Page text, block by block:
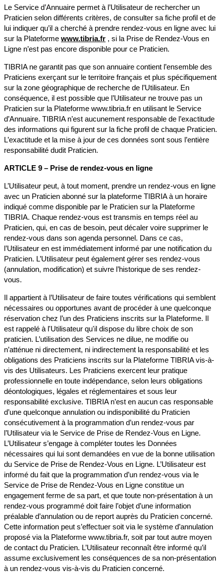
Le Service d’Annuaire permet à l’Utilisateur de rechercher un
Praticien selon différents critères, de consulter sa fiche profil et de
lui indiquer qu’il a cherché à prendre rendez-vous en ligne avec lui
sur la Plateforme www.tibria.fr , si la Prise de Rendez-Vous en
Ligne n’est pas encore disponible pour ce Praticien.
TIBRIA ne garantit pas que son annuaire contient l’ensemble des
Praticiens exerçant sur le territoire français et plus spécifiquement
sur la zone géographique de recherche de l’Utilisateur. En
conséquence, il est possible que l’Utilisateur ne trouve pas un
Praticien sur la Plateforme www.tibria.fr en utilisant le Service
d’Annuaire. TIBRIA n’est aucunement responsable de l’exactitude
des informations qui figurent sur la fiche profil de chaque Praticien.
L’exactitude et la mise à jour de ces données sont sous l’entière
responsabilité dudit Praticien.
ARTICLE 9 – Prise de rendez-vous en ligne
L’Utilisateur peut, à tout moment, prendre un rendez-vous en ligne
avec un Praticien abonné sur la plateforme TIBRIA à un horaire
indiqué comme disponible par le Praticien sur la Plateforme
TIBRIA. Chaque rendez-vous est transmis en temps réel au
Praticien, qui, en cas de besoin, peut décaler voire supprimer le
rendez-vous dans son agenda personnel. Dans ce cas,
l’Utilisateur en est immédiatement informé par une notification du
Praticien. L’Utilisateur peut également gérer ses rendez-vous
(annulation, modification) et suivre l’historique de ses rendez-
vous.
Il appartient à l’Utilisateur de faire toutes vérifications qui semblent
nécessaires ou opportunes avant de procéder à une quelconque
réservation chez l’un des Praticiens inscrits sur la Plateforme. Il
est rappelé à l'Utilisateur qu'il dispose du libre choix de son
praticien. L’utilisation des Services ne dilue, ne modifie ou
n’atténue ni directement, ni indirectement la responsabilité et les
obligations des Praticiens inscrits sur la Plateforme TIBRIA vis-à-
vis des Utilisateurs. Les Praticiens exercent leur pratique
professionnelle en toute indépendance, selon leurs obligations
déontologiques, légales et réglementaires et sous leur
responsabilité exclusive. TIBRIA n’est en aucun cas responsable
d’une quelconque annulation ou indisponibilité du Praticien
consécutivement à la programmation d’un rendez-vous par
l’Utilisateur via le Service de Prise de Rendez-Vous en Ligne.
L’Utilisateur s’engage à compléter toutes les Données
nécessaires qui lui sont demandées en vue de la bonne utilisation
du Service de Prise de Rendez-Vous en Ligne. L’Utilisateur est
informé du fait que la programmation d’un rendez-vous via le
Service de Prise de Rendez-Vous en Ligne constitue un
engagement ferme de sa part, et que toute non-présentation à un
rendez-vous programmé doit faire l’objet d’une information
préalable d’annulation ou de report auprès du Praticien concerné.
Cette information peut s’effectuer soit via le système d’annulation
proposé via la Plateforme www.tibria.fr, soit par tout autre moyen
de contact du Praticien. L’Utilisateur reconnaît être informé qu’il
assume exclusivement les conséquences de sa non-présentation
à un rendez-vous vis-à-vis du Praticien concerné.